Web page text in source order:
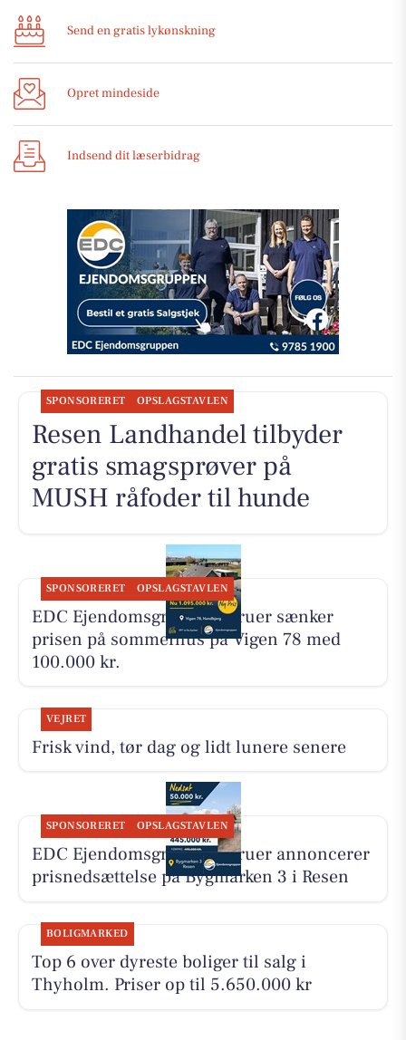
Send en gratis lykønskning
Opret mindeside
Indsend dit læserbidrag
SPONSORERET OPSLAGSTAVLEN
Resen Landhandel tilbyder
gratis smagsprøver på
MUSH råfoder til hunde
SPONSORERET OPSLAGSTAVLEN
EDC Ejen­doms­grup­pen Struer sænker
prisen på sommerhus på Vigen 78 med
100.000 kr.
VEJRET
Frisk vind, tør dag og lidt lunere senere
SPONSORERET OPSLAGSTAVLEN
EDC Ejen­doms­grup­pen Struer annoncerer
prisnedsættelse på Bygmarken 3 i Resen
BOLIGMARKED
Top 6 over dyreste boliger til salg i
Thyholm. Priser op til 5.650.000 kr